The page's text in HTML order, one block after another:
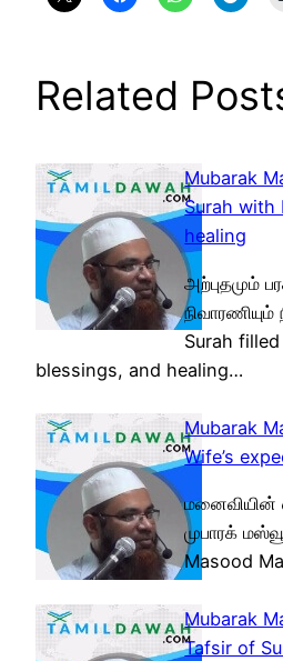
Related
Mubarak
Surah with
healing
அற்புதமும்
Surah
blessings, and healing…
Mubarak
Wife’s
மனைவியின்
முபாரக்
Masood
Mubarak
Tafsir of